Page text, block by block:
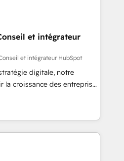
de 30
alignant processus
guidant vos équipes à
en centrant vos objectifs
nous comprenons
Pour toute
de structuration de
et intégrateur
et intégrateur HubSpot
digitale, notre
la croissance des entreprises
de nouveaux clients,
des revenus
En France et à
avec des ETI
digitale et des